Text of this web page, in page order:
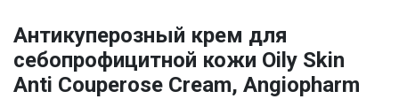
Антикуперозный крем для
себопрофицитной кожи Oily Skin
Anti Couperose Cream, Angiopharm